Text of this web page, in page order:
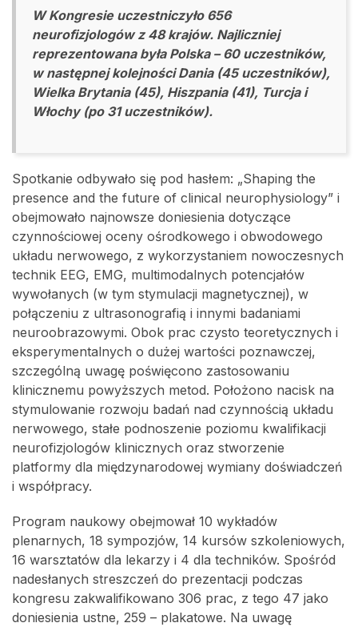
W Kongresie uczestniczyło 656
neurofizjologów z 48 krajów. Najliczniej
reprezentowana była Polska – 60 uczestników,
w następnej kolejności Dania (45 uczestników),
Wielka Brytania (45), Hiszpania (41), Turcja i
Włochy (po 31 uczestników).
Spotkanie odbywało się pod hasłem: „Shaping the
presence and the future of clinical neurophysiology” i
obejmowało najnowsze doniesienia dotyczące
czynnościowej oceny ośrodkowego i obwodowego
układu nerwowego, z wykorzystaniem nowoczesnych
technik EEG, EMG, multimodalnych potencjałów
wywołanych (w tym stymulacji magnetycznej), w
połączeniu z ultrasonografią i innymi badaniami
neuroobrazowymi. Obok prac czysto teoretycznych i
eksperymentalnych o dużej wartości poznawczej,
szczególną uwagę poświęcono zastosowaniu
klinicznemu powyższych metod. Położono nacisk na
stymulowanie rozwoju badań nad czynnością układu
nerwowego, stałe podnoszenie poziomu kwalifikacji
neurofizjologów klinicznych oraz stworzenie
platformy dla międzynarodowej wymiany doświadczeń
i współpracy.
Program naukowy obejmował 10 wykładów
plenarnych, 18 sympozjów, 14 kursów szkoleniowych,
16 warsztatów dla lekarzy i 4 dla techników. Spośród
nadesłanych streszczeń do prezentacji podczas
kongresu zakwalifikowano 306 prac, z tego 47 jako
doniesienia ustne, 259 – plakatowe. Na uwagę